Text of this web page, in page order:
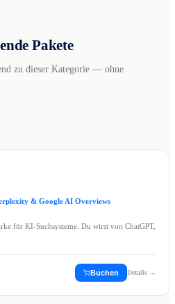
Pakete
zu dieser Kategorie — ohne
& Google AI Overviews
für KI-Suchsysteme. Du wirst von ChatGPT,
Buchen Details →